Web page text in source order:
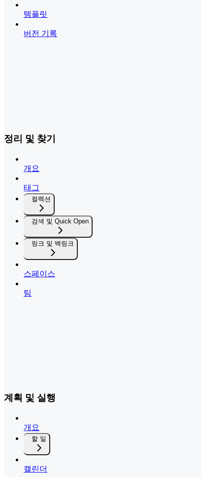
템플릿
버전 기록
정리 및 찾기
개요
태그
컬렉션
검색 및 Quick Open
링크 및 백링크
스페이스
팀
계획 및 실행
개요
할 일
캘린더